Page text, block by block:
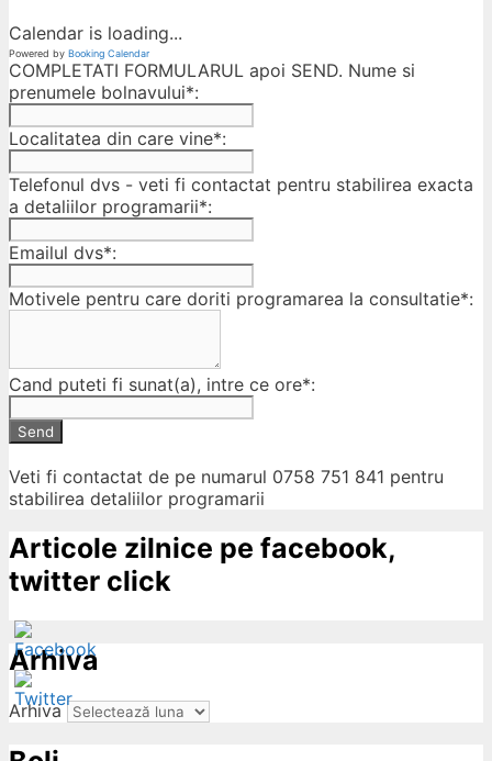
Calendar is loading...
Powered by Booking Calendar
COMPLETATI FORMULARUL apoi SEND. Nume si
prenumele bolnavului*:
Localitatea din care vine*:
Telefonul dvs - veti fi contactat pentru stabilirea exacta
a detaliilor programarii*:
Emailul dvs*:
Motivele pentru care doriti programarea la consultatie*:
Cand puteti fi sunat(a), intre ce ore*:
Send
Veti fi contactat de pe numarul 0758 751 841 pentru
stabilirea detaliilor programarii
Articole zilnice pe facebook,
twitter click
Arhiva
Arhiva